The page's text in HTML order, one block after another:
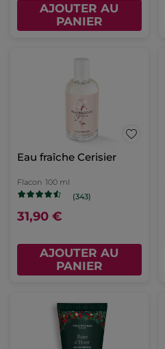
AJOUTER AU
PANIER
Eau fraîche Cerisier
Flacon 100 ml
(343)
31,90 €
AJOUTER AU
PANIER